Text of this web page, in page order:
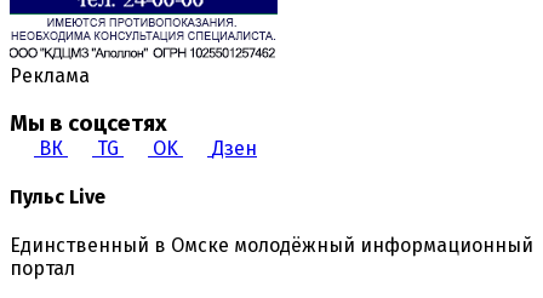
Реклама
Мы в соцсетях
ВК TG OK Дзен
Пульс Live
Единственный в Омске молодёжный информационный
портал